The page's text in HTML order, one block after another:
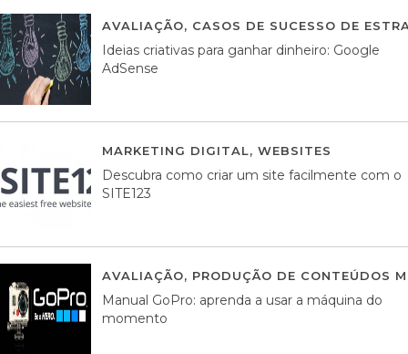
AVALIAÇÃO, CASOS DE SUCESSO DE
Ideias criativas para ganhar dinheiro: Google
AdSense
MARKETING DIGITAL, WEBSITES
Descubra como criar um site facilmente com o
SITE123
AVALIAÇÃO, PRODUÇÃO DE CONTEÚDOS
Manual GoPro: aprenda a usar a máquina do
momento